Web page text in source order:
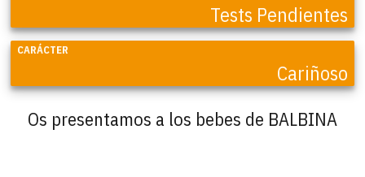
Tests Pendientes
CARÁCTER
Cariñoso
Os presentamos a los bebes de BALBINA